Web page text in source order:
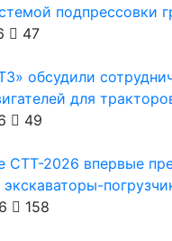
подпрессовки
47
обсудили
для
49
СТТ-2026 впервые
158